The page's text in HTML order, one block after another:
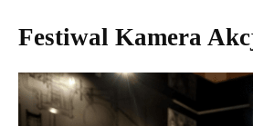
Festiwal Kamera